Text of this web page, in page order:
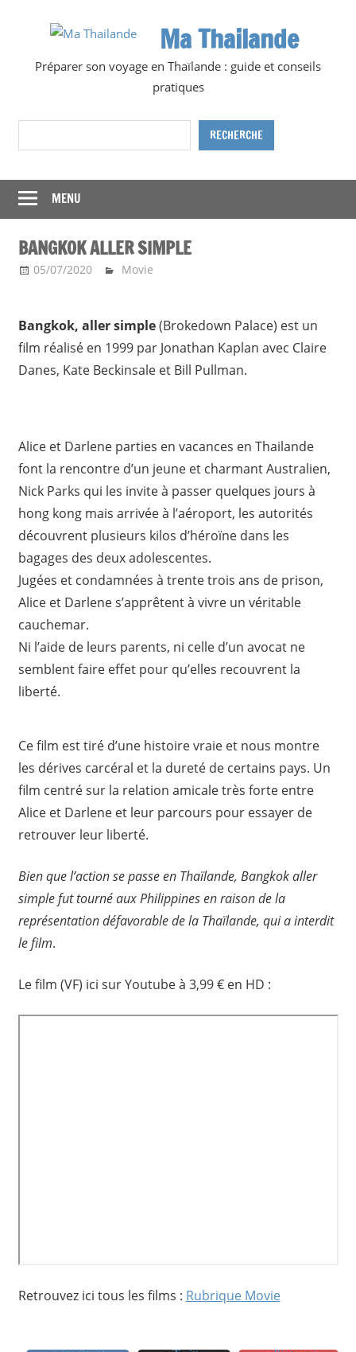
Ma Thailande
Préparer son voyage en Thaïlande : guide et conseils
pratiques
Rechercher
RECHERCHE
MENU
BANGKOK ALLER SIMPLE
05/07/2020 Ma Thailande
Movie
Bangkok, aller simple(Brokedown Palace) est un
film réalisé en 1999 par Jonathan Kaplan avec Claire
Danes, Kate Beckinsale et Bill Pullman.
Alice et Darlene parties en vacances en Thailande
font la rencontre d’un jeune et charmant Australien,
Nick Parks qui les invite à passer quelques jours à
hong kong mais arrivée à l’aéroport, les autorités
découvrent plusieurs kilos d’héroïne dans les
bagages des deux adolescentes.
Jugées et condamnées à trente trois ans de prison,
Alice et Darlene s’apprêtent à vivre un véritable
cauchemar.
Ni l’aide de leurs parents, ni celle d’un avocat ne
semblent faire effet pour qu’elles recouvrent la
liberté.
Ce film est tiré d’une histoire vraie et nous montre
les dérives carcéral et la dureté de certains pays. Un
film centré sur la relation amicale très forte entre
Alice et Darlene et leur parcours pour essayer de
retrouver leur liberté.
Bien que l’action se passe en Thaïlande, Bangkok aller
simple fut tourné aux Philippines en raison de la
représentation défavorable de la Thaïlande, qui a interdit
le film.
Le film (VF) ici sur Youtube à 3,99 € en HD :
Retrouvez ici tous les films : Rubrique Movie